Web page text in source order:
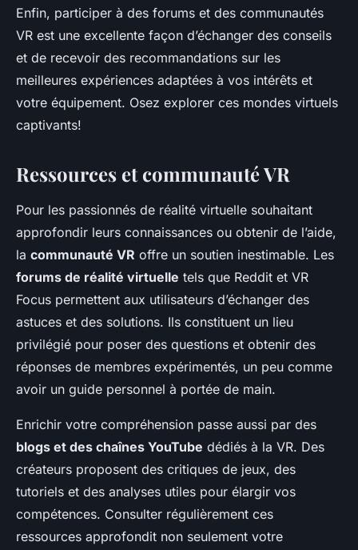
Enfin, participer à des forums et des communautés
VR est une excellente façon d’échanger des conseils
et de recevoir des recommandations sur les
meilleures expériences adaptées à vos intérêts et
votre équipement. Osez explorer ces mondes virtuels
captivants!
Ressources et communauté VR
Pour les passionnés de réalité virtuelle souhaitant
approfondir leurs connaissances ou obtenir de l’aide,
la communauté VR offre un soutien inestimable. Les
forums de réalité virtuelle tels que Reddit et VR
Focus permettent aux utilisateurs d’échanger des
astuces et des solutions. Ils constituent un lieu
privilégié pour poser des questions et obtenir des
réponses de membres expérimentés, un peu comme
avoir un guide personnel à portée de main.
Enrichir votre compréhension passe aussi par des
blogs et des chaînes YouTube dédiés à la VR. Des
créateurs proposent des critiques de jeux, des
tutoriels et des analyses utiles pour élargir vos
compétences. Consulter régulièrement ces
ressources approfondit non seulement votre